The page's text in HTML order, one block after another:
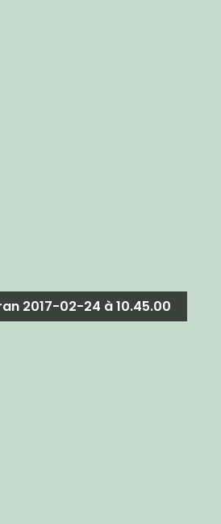
2017-02-24 à 10.45.00